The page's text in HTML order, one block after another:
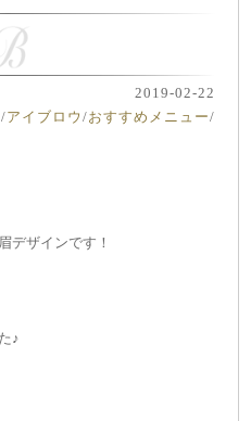
2019-02-22
/アイブロウ /おすすめメニュー/
デザインです！
♪